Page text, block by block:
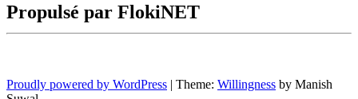
Propulsé par FlokiNET
Proudly powered by WordPress | Theme: Willingness by Manish